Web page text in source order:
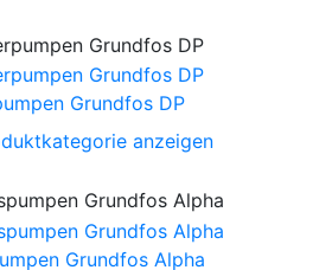
Grundfos DP
anzeigen
Grundfos Alpha